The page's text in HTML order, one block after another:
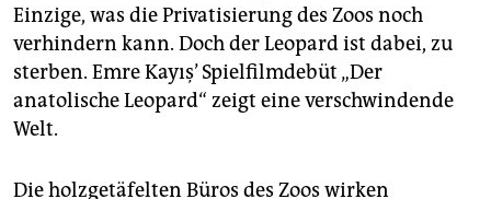
Einzige, was die Privatisierung des Zoos noch
verhindern kann. Doch der Leopard ist dabei, zu
sterben. Emre Kayış’ Spielfilmdebüt „Der
anatolische Leopard“ zeigt eine verschwindende
Welt.
Die holzgetäfelten Büros des Zoos wirken